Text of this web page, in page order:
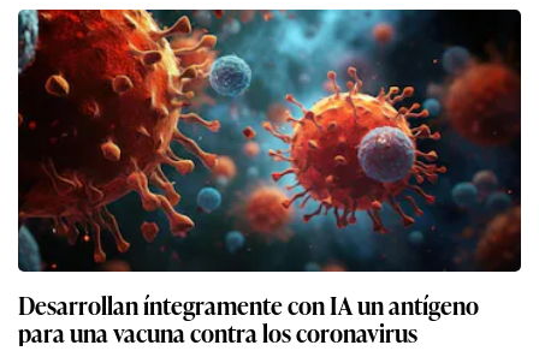
Desarrollan íntegramente con IA un antígeno
para una vacuna contra los coronavirus